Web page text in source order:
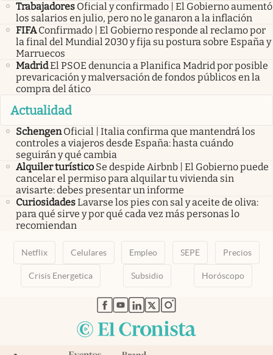
Trabajadores Oficial y confirmado | El Gobierno aumentó
los salarios en julio, pero no le ganaron a la inflación
FIFA Confirmado | El Gobierno responde al reclamo por
la final del Mundial 2030 y fija su postura sobre España y
Marruecos
MadridEl PSOE denuncia a Planifica Madrid por posible
prevaricación y malversación de fondos públicos en la
compra del ático
Actualidad
Schengen Oficial | Italia confirma que mantendrá los
controles a viajeros desde España: hasta cuándo
seguirán y qué cambia
Alquiler turístico Se despide Airbnb | El Gobierno puede
cancelar el permiso para alquilar tu vivienda sin
avisarte: debes presentar un informe
CuriosidadesLavarse los pies con sal y aceite de oliva:
para qué sirve y por qué cada vez más personas lo
recomiendan
Netflix Celulares Empleo SEPE Precios
Crisis Energetica Subsidio Horóscopo
abre en nueva pestaña
abre en nueva pestaña
abre en nueva pestaña
abre en nueva pestaña
abre en nueva pestaña